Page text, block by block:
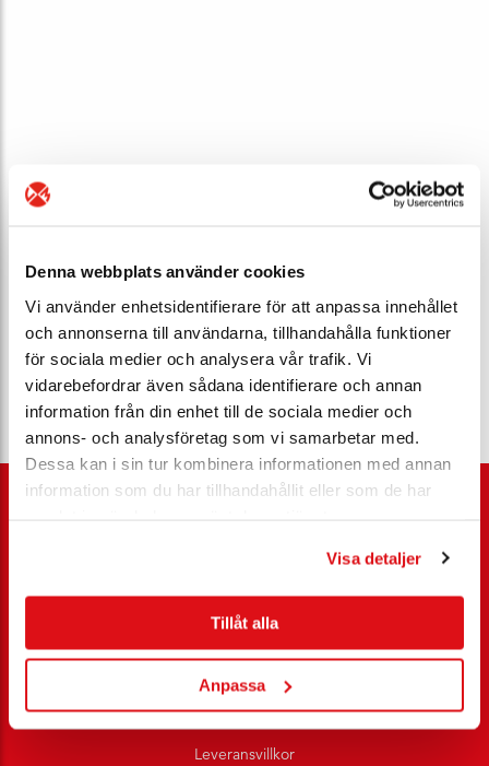
Denna webbplats använder cookies
Vi använder enhetsidentifierare för att anpassa innehållet
och annonserna till användarna, tillhandahålla funktioner
för sociala medier och analysera vår trafik. Vi
vidarebefordrar även sådana identifierare och annan
information från din enhet till de sociala medier och
annons- och analysföretag som vi samarbetar med.
Dessa kan i sin tur kombinera informationen med annan
information som du har tillhandahållit eller som de har
Visa detaljer
Tillåt alla
Anpassa
Ansöka nykund
Rådgivning
Tjänster
Leveransvillkor